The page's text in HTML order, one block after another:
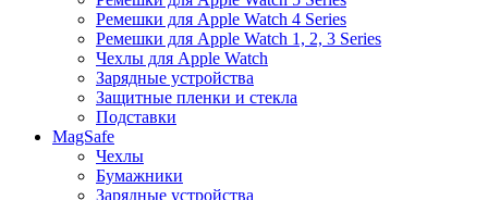
Ремешки для Apple Watch 4 Series
Ремешки для Apple Watch 1, 2, 3 Series
Чехлы для Apple Watch
Зарядные устройства
Защитные пленки и стекла
Подставки
MagSafe
Чехлы
Бумажники
Зарядные устройства